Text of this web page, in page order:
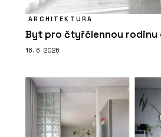
ARCHITEKTURA
Byt pro čtyřčlennou rodinu
16. 6. 2026